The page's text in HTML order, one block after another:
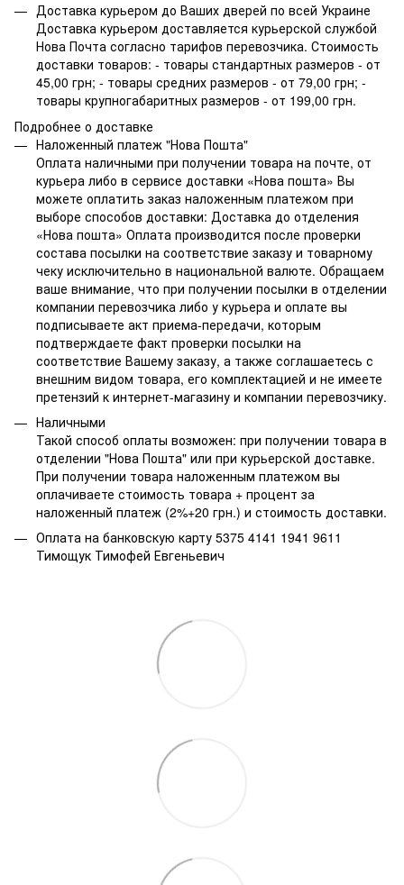
Доставка курьером до Ваших дверей по всей Украине
Доставка курьером доставляется курьерской службой
Нова Почта согласно тарифов перевозчика. Стоимость
доставки товаров: - товары стандартных размеров - от
45,00 грн; - товары средних размеров - от 79,00 грн; -
товары крупногабаритных размеров - от 199,00 грн.
Подробнее о доставке
Наложенный платеж "Нова Пошта"
Оплата наличными при получении товара на почте, от
курьера либо в сервисе доставки «Нова пошта» Вы
можете оплатить заказ наложенным платежом при
выборе способов доставки: Доставка до отделения
«Нова пошта» Оплата производится после проверки
состава посылки на соответствие заказу и товарному
чеку исключительно в национальной валюте. Обращаем
ваше внимание, что при получении посылки в отделении
компании перевозчика либо у курьера и оплате вы
подписываете акт приема-передачи, которым
подтверждаете факт проверки посылки на
соответствие Вашему заказу, а также соглашаетесь с
внешним видом товара, его комплектацией и не имеете
претензий к интернет-магазину и компании перевозчику.
Наличными
Такой способ оплаты возможен: при получении товара в
отделении "Нова Пошта" или при курьерской доставке.
При получении товара наложенным платежом вы
оплачиваете стоимость товара + процент за
наложенный платеж (2%+20 грн.) и стоимость доставки.
Оплата на банковскую карту 5375 4141 1941 9611
Тимощук Тимофей Евгеньевич